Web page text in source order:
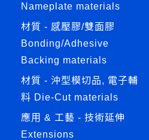
Nameplate materials
材質 - 感壓膠/雙面膠
Bonding/Adhesive
Backing materials
材質 - 沖型模切品, 電子輔
料 Die-Cut materials
應用 & 工藝 - 技術延伸
Extensions